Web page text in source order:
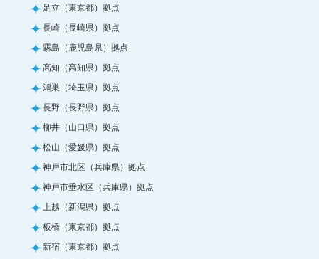
足立（東京都）拠点
長崎（長崎県）拠点
霧島（鹿児島県）拠点
高知（高知県）拠点
鴻巣（埼玉県）拠点
長野（長野県）拠点
柳井（山口県）拠点
松山（愛媛県）拠点
神戸市北区（兵庫県）拠点
神戸市垂水区（兵庫県）拠点
上越（新潟県）拠点
板橋（東京都）拠点
新宿（東京都）拠点